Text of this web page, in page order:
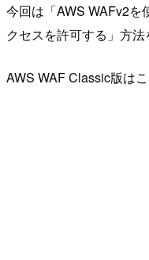
今回は「AWS WAFv2を
クセスを許可する」方法
AWS WAF Classic版はこ